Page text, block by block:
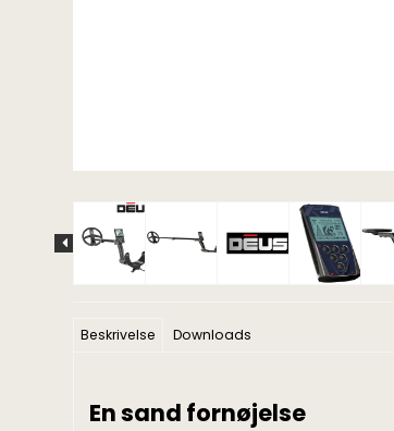
Beskrivelse Downloads
En sand fornøjelse